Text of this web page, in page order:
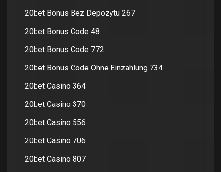
20bet Bonus Bez Depozytu 267
20bet Bonus Code 48
20bet Bonus Code 772
20bet Bonus Code Ohne Einzahlung 734
20bet Casino 364
20bet Casino 370
20bet Casino 556
20bet Casino 706
20bet Casino 807